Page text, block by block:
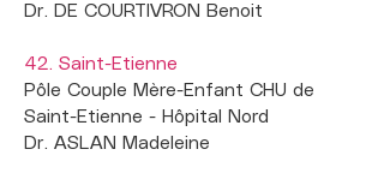
Dr. DE COURTIVRON Benoit
42. Saint-Etienne
Pôle Couple Mère-Enfant CHU de
Saint-Etienne - Hôpital Nord
Dr. ASLAN Madeleine